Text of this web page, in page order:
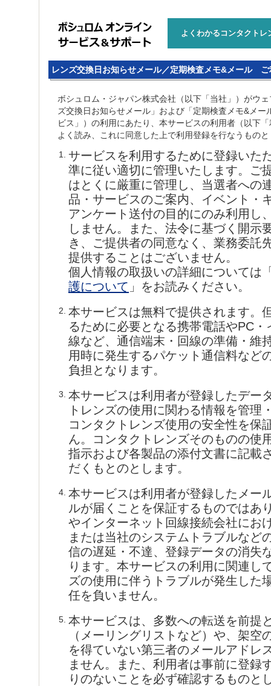
よくわかるコンタクトレ
レンズ交換日お知らせメール／定期検査メモ&メール ご
ボシュロム・ジャパン株式会社（以下「当社」）がウ
ズ交換日お知らせメール」および「定期検査メモ&メ
ビス」）の利用にあたり、本サービスの利用者（以下
よく読み、これに同意した上で利用登録を行なうもの
1.
サービスを利用するために登録いた
準に従い適切に管理いたします。ご
はとくに厳重に管理し、当選者への
品・サービスのご案内、イベント・
アンケート送付の目的にのみ利用し
しません。また、法令に基づく開示
き、ご提供者の同意なく、業務委託
提供することはございません。
個人情報の取扱いの詳細については
護について 」をお読みください。
2. 本サービスは無料で提供されます。
るために必要となる携帯電話やPC
線など、通信端末・回線の準備・維
用時に発生するパケット通信料など
負担となります。
3. 本サービスは利用者が登録したデー
トレンズの使用に関わる情報を管理
コンタクトレンズ使用の安全性を保
ん。コンタクトレンズそのものの使
指示および各製品の添付文書に記載
だくもとのとします。
4. 本サービスは利用者が登録したメー
ルが届くことを保証するものではあ
やインターネット回線接続会社にお
または当社のシステムトラブルなど
信の遅延・不達、登録データの消失
ります。本サービスの利用に関連し
ズの使用に伴うトラブルが発生した
任を負いません。
5. 本サービスは、多数への転送を前提
（メーリングリストなど）や、架空
を得ていない第三者のメールアドレ
ません。また、利用者は事前に登録
りのないことを必ず確認するものと